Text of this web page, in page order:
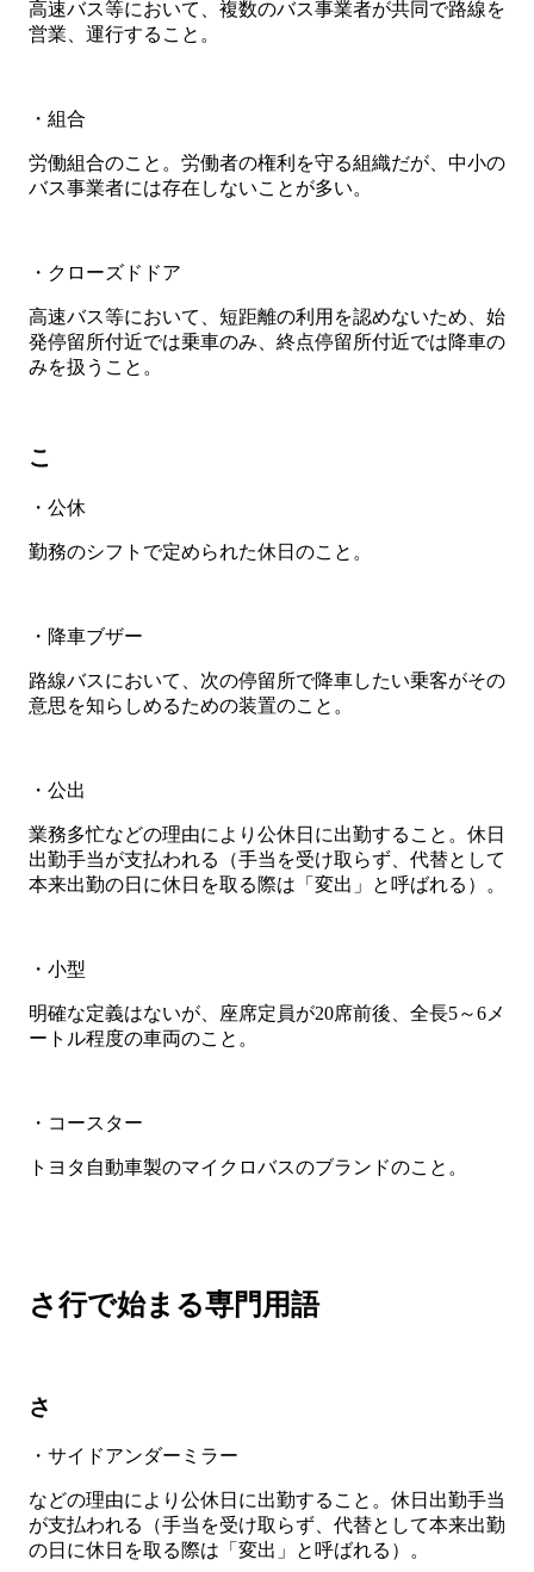
高速バス等において、複数のバス事業者が共同で路線を
営業、運行すること。
・組合
労働組合のこと。労働者の権利を守る組織だが、中小の
バス事業者には存在しないことが多い。
・クローズドドア
高速バス等において、短距離の利用を認めないため、始
発停留所付近では乗車のみ、終点停留所付近では降車の
みを扱うこと。
こ
・公休
勤務のシフトで定められた休日のこと。
・降車ブザー
路線バスにおいて、次の停留所で降車したい乗客がその
意思を知らしめるための装置のこと。
・公出
業務多忙などの理由により公休日に出勤すること。休日
出勤手当が支払われる（手当を受け取らず、代替として
本来出勤の日に休日を取る際は「変出」と呼ばれる）。
・小型
明確な定義はないが、座席定員が20席前後、全長5～6メ
ートル程度の車両のこと。
・コースター
トヨタ自動車製のマイクロバスのブランドのこと。
さ行で始まる専門用語
さ
・サイドアンダーミラー
などの理由により公休日に出勤すること。休日出勤手当
が支払われる（手当を受け取らず、代替として本来出勤
の日に休日を取る際は「変出」と呼ばれる）。